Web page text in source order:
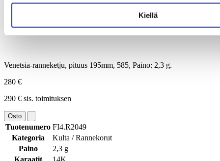
Kiellä
Venetsia-ranneketju, pituus 195mm, 585, Paino: 2,3 g.
280 €
290 € sis. toimituksen
Osto
Tuotenumero FI4.R2049
Kategoria
Kulta / Rannekorut
Paino
2,3 g
Karaatit
14K